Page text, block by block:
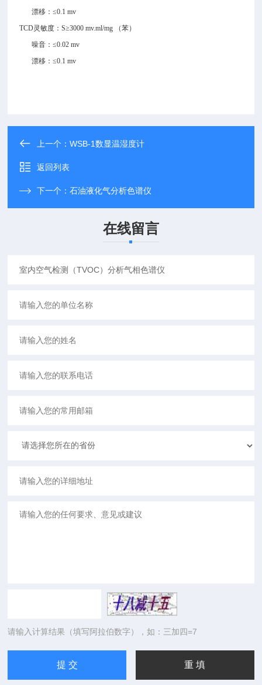
漂移：≤0.1 mv
TCD灵敏度：S≥3000 mv.ml/mg （苯）
噪音：≤0.02 mv
漂移：≤0.1 mv
上一个：WSB-1数显温湿度计
返回列表
下一个：石油液化气分析色谱仪
在线留言
请输入计算结果（填写阿拉伯数字），如：三加四=7